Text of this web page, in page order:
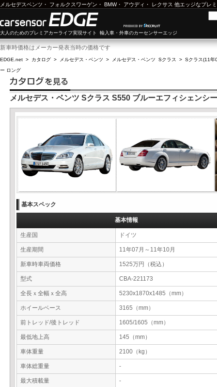
メルセデスベンツ ・ フォルクスワーゲン ・ BMW・ アウディ ・ レクサス 他エッジなプレ
大人のためのプレミアカーライフ実現サイト 輸入車・外車のカーセンサーエッジ
新車時価格はメーカー発表当時の価格です
EDGE.net > カタログ > メルセデス・ベンツ > メルセデス・ベンツ Sクラス > Sクラス(11年
ー ロング
メルセデス・ベンツ Sクラス S550 ブルーエフィシェンシ
基本スペック
基本情報
生産国 ドイツ
生産期間 11年07月～11年10月
新車時車両価格 1525万円（税込）
型式 CBA-221173
全長ｘ全幅ｘ全高 5230x1870x1485（mm）
ホイールベース 3165（mm）
前トレッド/後トレッド 1605/1605（mm）
最低地上高 145（mm）
車体重量 2100（kg）
車体総重量 -
最大積載量 -